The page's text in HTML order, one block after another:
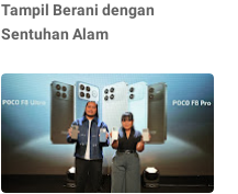
Tampil Berani dengan
Sentuhan Alam